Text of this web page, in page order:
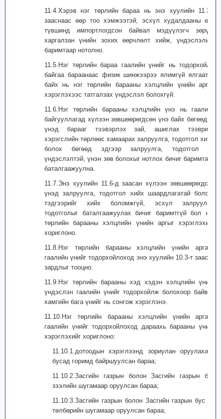
11.4.Хэрэв нэг төрлийн бараа нь энэ хуулийн 11.3-т
зааснаас өөр тоо хэмжээтэй, эсхүл худалдааны өөр
түвшинд импортлогдсон байвал мэдүүлэгч зөрүүг
харгалзан үнийн зохих өөрчлөлт хийж, үндэслэлийг
баримтаар нотолно.
11.5.Нэг төрлийн бараа гаалийн үнийг нь тодорхойлж
байгаа бараанаас физик шинжээрээ ялимгүй ялгаатай
байх нь нэг төрлийн барааны хэлцлийн үнийн аргыг
хэрэглэхээс татгалзах үндэслэл болохгүй.
11.6.Нэг төрлийн барааны хэлцлийн үнэ нь гаалийн
байгууллагад хүлээн зөвшөөрөгдсөн үнэ байх бөгөөд уг
үнэд барааг тээвэрлэх зай, ашиглах тээврийн
хэрэгслийн төрлөөс хамаарах залруулга, тодотгол хийж
болох бөгөөд эдгээр залруулга, тодотгол нь
үндэслэлтэй, үнэн зөв болохыг нотлох бичиг баримтаар
баталгаажуулна.
11.7.Энэ хуулийн 11.6-д заасан хүлээн зөвшөөрөгдсөн
үнэд залруулга, тодотгол хийх шаардлагатай боловч
тэдгээрийг хийх боломжгүй, эсхүл залруулга,
тодотголыг баталгаажуулах бичиг баримтгүй бол нэг
төрлийн барааны хэлцлийн үнийн аргыг хэрэглэхийг
хориглоно.
11.8.Нэг төрлийн барааны хэлцлийн үнийн аргаар
гаалийн үнийг тодорхойлоход энэ хуулийн 10.3-т заасан
зардлыг тооцно.
11.9.Нэг төрлийн барааны хэд хэдэн хэлцлийн үнийг
үндэслэн гаалийн үнийг тодорхойлж болохоор байвал
хамгийн бага үнийг нь сонгож хэрэглэнэ.
11.10.Нэг төрлийн барааны хэлцлийн үнийн аргаар
гаалийн үнийг тодорхойлоход дараахь барааны үнийг
хэрэглэхийг хориглоно:
11.10.1.дотоодын хэрэглээнд зориулан оруулахаас
бусад горимд байршуулсан бараа;
11.10.2.Засгийн газрын болон Засгийн газрын бус
зээлийн шугамаар оруулсан бараа;
11.10.3.Засгийн газрын болон Засгийн газрын бус өр
төлбөрийн шугамаар оруулсан бараа;